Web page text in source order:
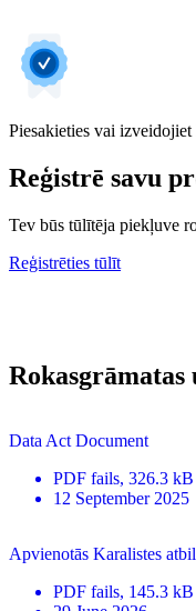
Piesakieties vai izveidojiet
Reģistrē savu
Tev būs tūlītēja piekļuve
Reģistrēties tūlīt
Data Act Document
PDF fails, 326.3 kB
12 September 2025
Apvienotās Karalistes
PDF fails, 145.3 kB